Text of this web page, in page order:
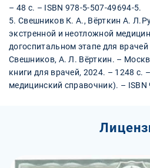
– 48 с. – ISBN 978-5-507-49694-5.
5. Свешников К. А., Вёрткин А.
экстренной и неотложной
догоспитальном этапе для
Свешников, А. Л. Вёрткин. –
книги для врачей, 2024. – 1248 с.
медицинский справочник). – ISBN